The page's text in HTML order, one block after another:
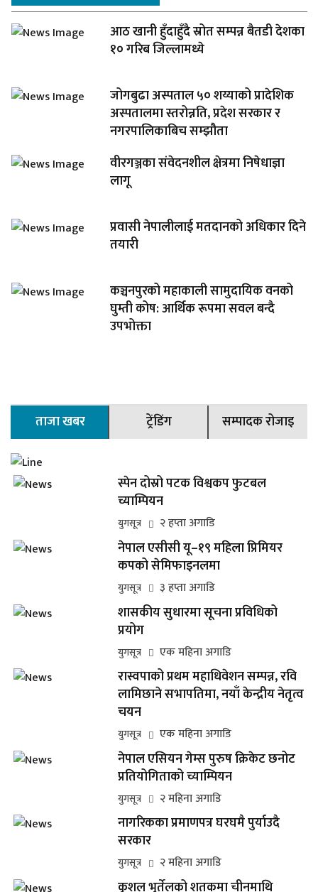
आठ खानी हुँदाहुँदै स्रोत सम्पन्न बैतडी देशका
१० गरिब जिल्लामध्ये
जोगबुढा अस्पताल ५० शय्याको प्रादेशिक
अस्पतालमा स्तरोन्नति, प्रदेश सरकार र
नगरपालिकाबिच सम्झौता
वीरगञ्जका संवेदनशील क्षेत्रमा निषेधाज्ञा
लागू
प्रवासी नेपालीलाई मतदानको अधिकार दिने
तयारी
कञ्चनपुरको महाकाली सामुदायिक वनको
घुम्ती कोष: आर्थिक रूपमा सवल बन्दै
उपभोक्ता
ताजा खबर ट्रेंडिंग सम्पादक रोजाइ
स्पेन दोस्रो पटक विश्वकप फुटबल
च्याम्पियन
युगसूत्र २ हप्ता अगाडि
नेपाल एसीसी यू–१९ महिला प्रिमियर
कपको सेमिफाइनलमा
युगसूत्र ३ हप्ता अगाडि
शासकीय सुधारमा सूचना प्रविधिको
प्रयोग
युगसूत्र एक महिना अगाडि
रास्वपाको प्रथम महाधिवेशन सम्पन्न, रवि
लामिछाने सभापतिमा, नयाँ केन्द्रीय नेतृत्व
चयन
युगसूत्र एक महिना अगाडि
नेपाल एसियन गेम्स पुरुष क्रिकेट छनोट
प्रतियोगिताको च्याम्पियन
युगसूत्र २ महिना अगाडि
नागरिकका प्रमाणपत्र घरघमै पुर्याउदै
सरकार
युगसूत्र २ महिना अगाडि
कुशल भुर्तेलको शतकमा चीनमाथि